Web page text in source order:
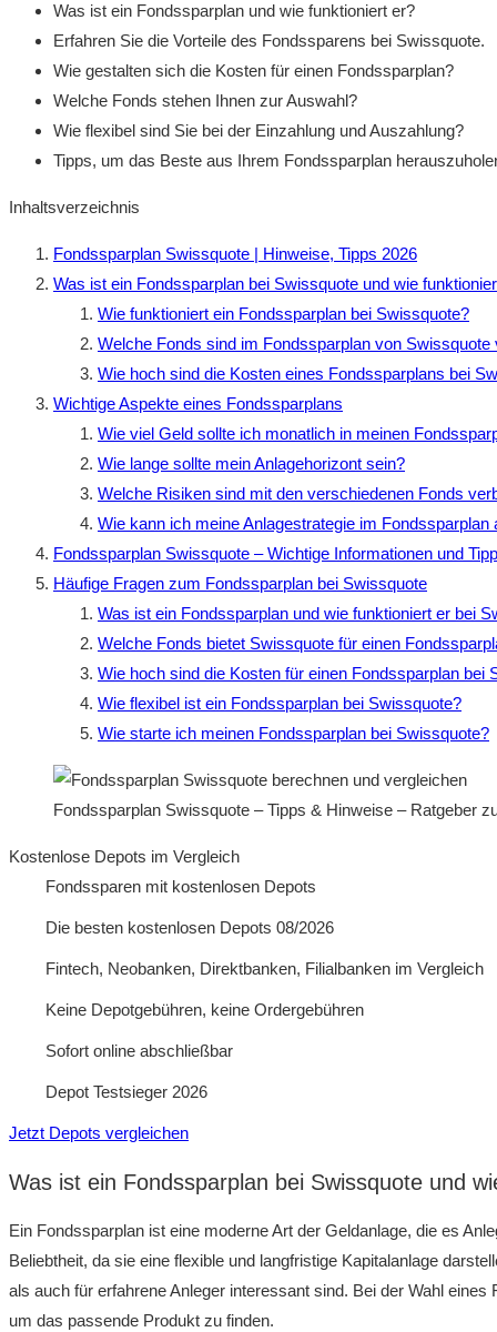
Was ist ein Fondssparplan und wie funktioniert er?
Erfahren Sie die Vorteile des Fondssparens bei Swissquote.
Wie gestalten sich die Kosten für einen Fondssparplan?
Welche Fonds stehen Ihnen zur Auswahl?
Wie flexibel sind Sie bei der Einzahlung und Auszahlung?
Tipps, um das Beste aus Ihrem Fondssparplan
Inhaltsverzeichnis
Fondssparplan Swissquote | Hinweise, Tipps 2026
Was ist ein Fondssparplan bei Swissquote und wie
Wie funktioniert ein Fondssparplan bei Swissquote?
Welche Fonds sind im Fondssparplan von Swissquote
Wie hoch sind die Kosten eines Fondssparplans bei
Wichtige Aspekte eines Fondssparplans
Wie viel Geld sollte ich monatlich in meinen
Wie lange sollte mein Anlagehorizont sein?
Welche Risiken sind mit den verschiedenen Fonds
Wie kann ich meine Anlagestrategie im Fondssparplan
Fondssparplan Swissquote – Wichtige Informationen und
Häufige Fragen zum Fondssparplan bei Swissquote
Was ist ein Fondssparplan und wie funktioniert er bei
Welche Fonds bietet Swissquote für einen
Wie hoch sind die Kosten für einen Fondssparplan bei
Wie flexibel ist ein Fondssparplan bei Swissquote?
Wie starte ich meinen Fondssparplan bei Swissquote?
Fondssparplan Swissquote – Tipps & Hinweise – Ratgeber
Kostenlose Depots im Vergleich
Fondssparen mit kostenlosen Depots
Die besten kostenlosen Depots 08/2026
Fintech, Neobanken, Direktbanken, Filialbanken im Vergleich
Keine Depotgebühren, keine Ordergebühren
Sofort online abschließbar
Depot Testsieger 2026
Jetzt Depots vergleichen
Was ist ein Fondssparplan bei Swissquote und
Ein Fondssparplan ist eine moderne Art der Geldanlage, die es
Beliebtheit, da sie eine flexible und langfristige Kapitalanlage
als auch für erfahrene Anleger interessant sind. Bei der Wahl
um das passende Produkt zu finden.